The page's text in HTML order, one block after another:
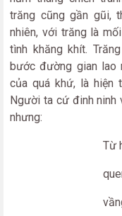
trăng cũng gần gũi,
nhiên, với trăng là
tình khăng khít.
bước đường gian lao
của quá khứ, là hiện
Người ta cứ đinh ninh
nhưng:
Từ hồi về
quen ánh
vầng trăng